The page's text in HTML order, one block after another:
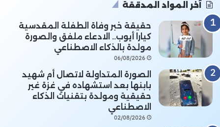
آخر المواد المدققة
حقيقة خبر وفاة الطفلة المقدسية
كيارا أيوب.. الادعاء ملفق والصورة
مولدة بالذكاء الاصطناعي
06/08/2026
الصورة المتداولة لاتصال أم شهيد
بابنها بعد استشهاده في غزة غير
حقيقية ومولدة بتقنيات الذكاء
الاصطناعي
02/08/2026